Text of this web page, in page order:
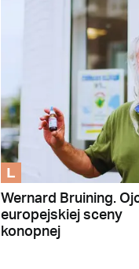
L
Wernard Bruining.
europejskiej sceny
konopnej